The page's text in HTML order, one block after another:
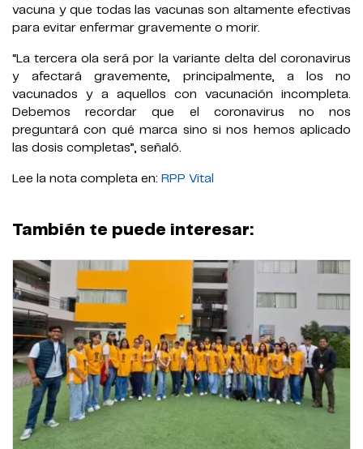
vacuna y que todas las vacunas son altamente efectivas
para evitar enfermar gravemente o morir.
“La tercera ola será por la variante delta del coronavirus
y afectará gravemente, principalmente, a los no
vacunados y a aquellos con vacunación incompleta.
Debemos recordar que el coronavirus no nos
preguntará con qué marca sino si nos hemos aplicado
las dosis completas”, señaló.
Lee la nota completa en: RPP Vital
También te puede interesar: